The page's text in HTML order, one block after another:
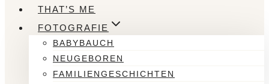
THAT’S ME
FOTOGRAFIE
BABYBAUCH
NEUGEBOREN
FAMILIENGESCHICHTEN